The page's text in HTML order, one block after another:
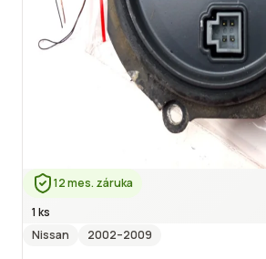
12 mes. záruka
1 ks
Nissan
2002–2009